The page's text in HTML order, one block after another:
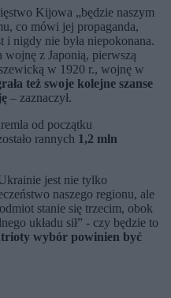
Kijowa „będzie naszym
co mówi jej propaganda,
nigdy nie była niepokonana.
z Japonią, pierwszą
w 1920 r., wojnę w
też swoje kolejne szanse
– zaznaczył.
od początku
rannych 1,2 mln
jest nie tylko
naszego regionu, ale
stanie się trzecim, obok
układu sił” - czy będzie to
wybór powinien być